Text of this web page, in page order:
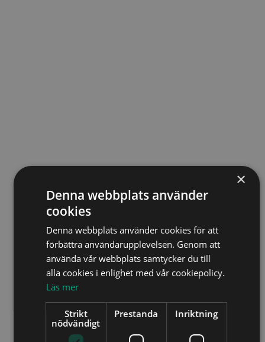
×
Denna webbplats använder
cookies
Denna webbplats använder cookies för att
förbättra användarupplevelsen. Genom att
använda vår webbplats samtycker du till
alla cookies i enlighet med vår cookiepolicy.
Läs mer
Strikt
nödvändigt
Prestanda Inriktning